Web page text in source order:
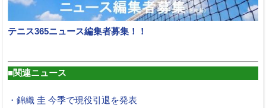
テニス365ニュース編集者募集！！
■関連ニュース
・錦織 圭 今季で現役引退を発表